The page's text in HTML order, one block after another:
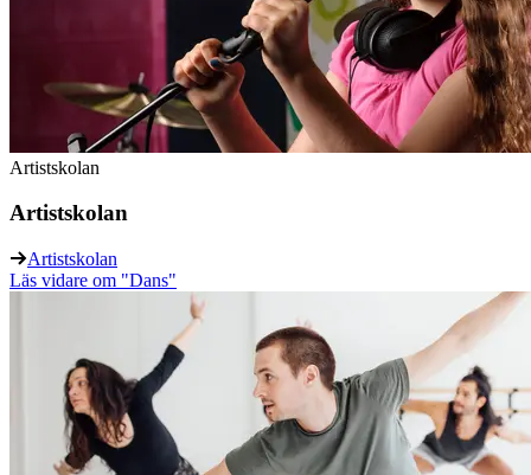
Artistskolan
Artistskolan
Artistskolan
Läs vidare om "Dans"